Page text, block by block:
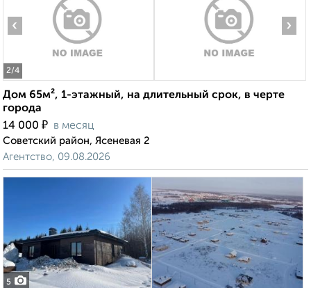
2/4
‹ ›
Дом 65м², 1-этажный, на длительный срок, в черте
города
14 000 ₽ в месяц
Советский район, Ясеневая 2
Агентство, 09.08.2026
5